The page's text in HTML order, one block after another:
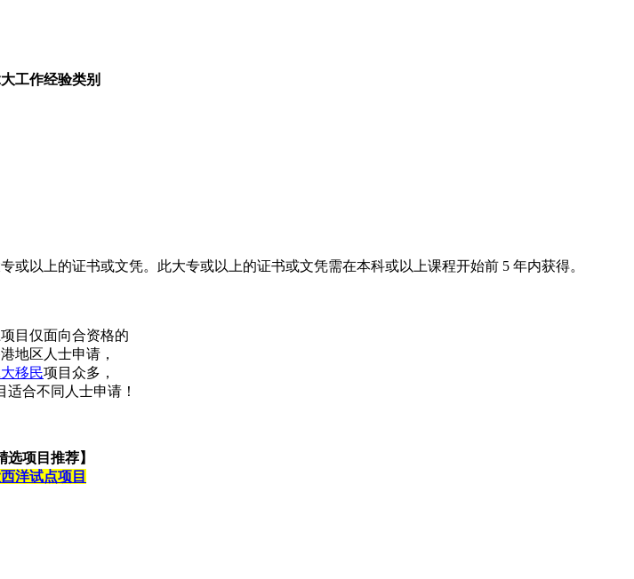
工作经验类别
以上的证书或文凭。此大专或以上的证书或文凭需在本科或以上课程开始前 5 年内获得。
目仅面向合资格的
地区人士申请，
移民项目众多，
适合不同人士申请！
选项目推荐】
洋试点项目